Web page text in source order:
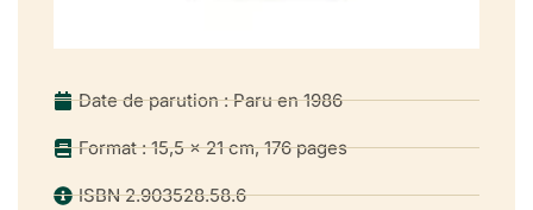
Date de parution : Paru en 1986
Format : 15,5 x 21 cm, 176 pages
ISBN 2.903528.58.6